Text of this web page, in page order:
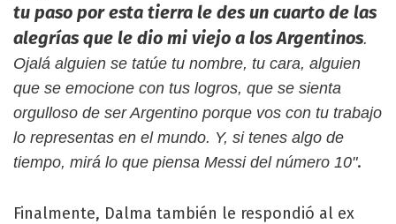
tu paso por esta tierra le des un cuarto de las
alegrías que le dio mi viejo a los Argentinos.
Ojalá alguien se tatúe tu nombre, tu cara, alguien
que se emocione con tus logros, que se sienta
orgulloso de ser Argentino porque vos con tu trabajo
lo representas en el mundo. Y, si tenes algo de
tiempo, mirá lo que piensa Messi del número 10".
Finalmente, Dalma también le respondió al ex